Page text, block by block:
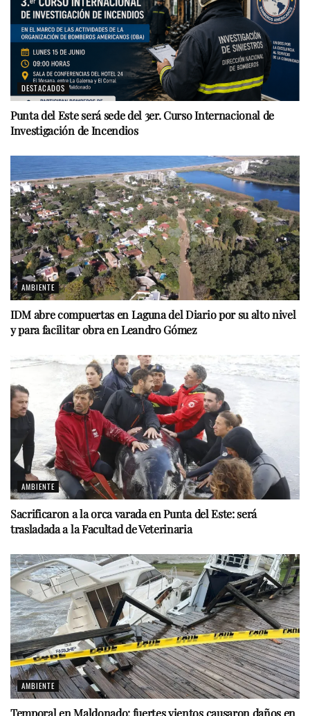
DESTACADOS
Punta del Este será sede del 3er. Curso Internacional de
Investigación de Incendios
AMBIENTE
IDM abre compuertas en Laguna del Diario por su alto nivel
y para facilitar obra en Leandro Gómez
AMBIENTE
Sacrificaron a la orca varada en Punta del Este: será
trasladada a la Facultad de Veterinaria
AMBIENTE
Temporal en Maldonado: fuertes vientos causaron daños en